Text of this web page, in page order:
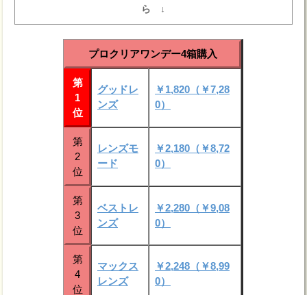
ら ↓
プロクリアワンデー4箱購入
第
1
位
グッドレ
ンズ
￥1,820（￥7,28
0）
第
2
位
レンズモ
ード
￥2,180（￥8,72
0）
第
3
位
ベストレ
ンズ
￥2,280（￥9,08
0）
第
4
位
マックス
レンズ
￥2,248（￥8,99
0）